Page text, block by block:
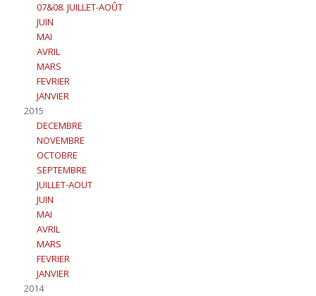
07&08. JUILLET-AOÛT
JUIN
MAI
AVRIL
MARS
FEVRIER
JANVIER
2015
DECEMBRE
NOVEMBRE
OCTOBRE
SEPTEMBRE
JUILLET-AOUT
JUIN
MAI
AVRIL
MARS
FEVRIER
JANVIER
2014